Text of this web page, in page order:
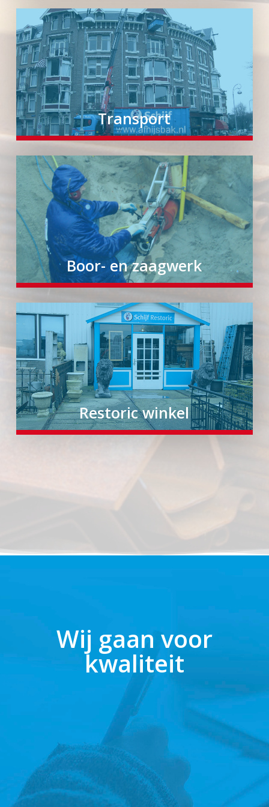
Transport
Boor- en zaagwerk
Restoric winkel
Wij gaan voor
kwaliteit